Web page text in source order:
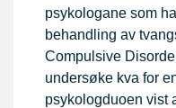
psykologane som
behandling av
Compulsive
undersøke kva for
psykologduoen vist